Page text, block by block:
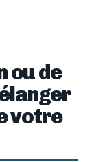
ou de
votre